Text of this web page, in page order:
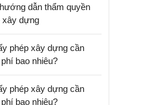
dẫn thẩm quyền
xây dựng
phép xây dựng cần
bao nhiêu?
phép xây dựng cần
bao nhiêu?